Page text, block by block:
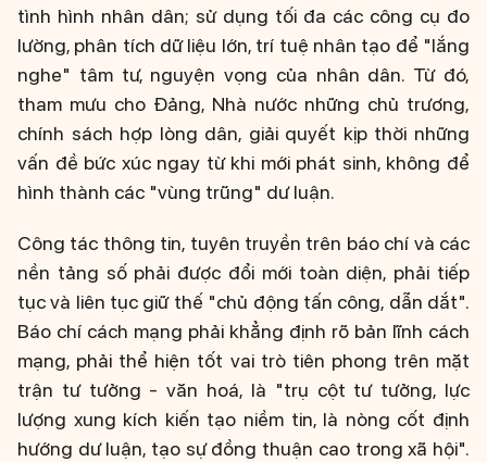
tình hình nhân dân; sử dụng tối đa các công cụ đo
lường, phân tích dữ liệu lớn, trí tuệ nhân tạo để "lắng
nghe" tâm tư, nguyện vọng của nhân dân. Từ đó,
tham mưu cho Đảng, Nhà nước những chủ trương,
chính sách hợp lòng dân, giải quyết kịp thời những
vấn đề bức xúc ngay từ khi mới phát sinh, không để
hình thành các "vùng trũng" dư luận.
Công tác thông tin, tuyên truyền trên báo chí và các
nền tảng số phải được đổi mới toàn diện, phải tiếp
tục và liên tục giữ thế "chủ động tấn công, dẫn dắt".
Báo chí cách mạng phải khẳng định rõ bản lĩnh cách
mạng, phải thể hiện tốt vai trò tiên phong trên mặt
trận tư tưởng - văn hoá, là "trụ cột tư tưởng, lực
lượng xung kích kiến tạo niềm tin, là nòng cốt định
hướng dư luận, tạo sự đồng thuận cao trong xã hội".